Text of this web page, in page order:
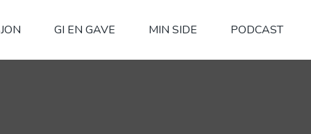
GI EN GAVE MIN SIDE PODCAST